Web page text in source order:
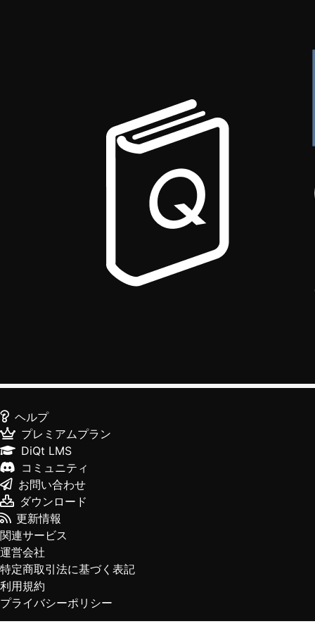
ヘルプ
プレミアムプラン
DiQt LMS
コミュニティ
お問い合わせ
ダウンロード
更新情報
関連サービス
運営会社
特定商取引法に基づく表記
利用規約
プライバシーポリシー